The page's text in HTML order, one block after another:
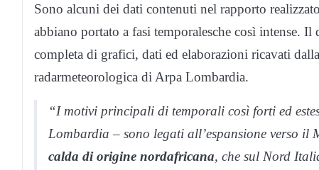
Sono alcuni dei dati contenuti nel rapporto
abbiano portato a fasi temporalesche così intense.
completa di grafici, dati ed elaborazioni ricavati
radarmeteorologica di Arpa Lombardia.
“I motivi principali di temporali così forti ed
Lombardia – sono legati all’espansione verso il
calda di origine nordafricana, che sul Nord